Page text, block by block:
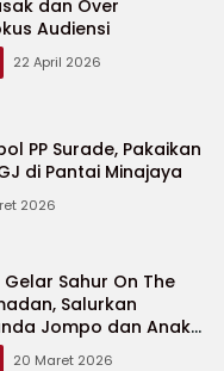
dan Over
Audiensi
22 April 2026
PP Surade, Pakaikan
di Pantai Minajaya
2026
Sahur On The
Salurkan
Jompo dan Anak
20 Maret 2026